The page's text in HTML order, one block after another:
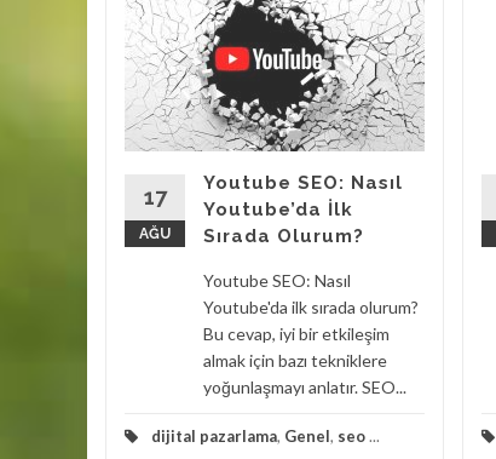
17
AĞU
Youtube SEO: Nasıl
Youtube’da İlk
Sırada Olurum?
Youtube SEO: Nasıl
Youtube'da ilk sırada olurum?
Bu cevap, iyi bir etkileşim
almak için bazı tekniklere
yoğunlaşmayı anlatır. SEO...
dijital pazarlama, Genel, seo...